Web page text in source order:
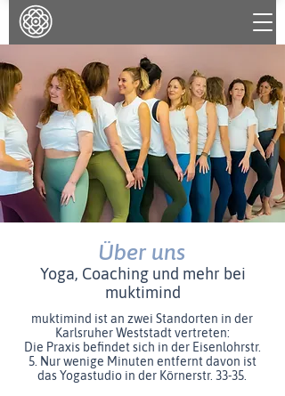
Über uns
Yoga, Coaching und mehr bei
muktimind
muktimind ist an zwei Standorten in der
Karlsruher Weststadt vertreten:
Die Praxis befindet sich in der Eisenlohrstr.
5. Nur wenige Minuten entfernt davon ist
das Yogastudio in der Körnerstr. 33-35.